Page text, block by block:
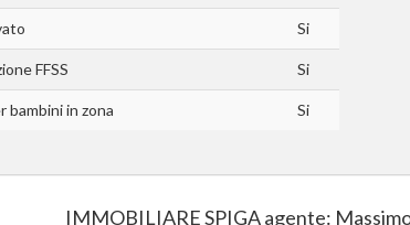
Si
FFSS Si
bambini in zona Si
IMMOBILIARE SPIGA agente: